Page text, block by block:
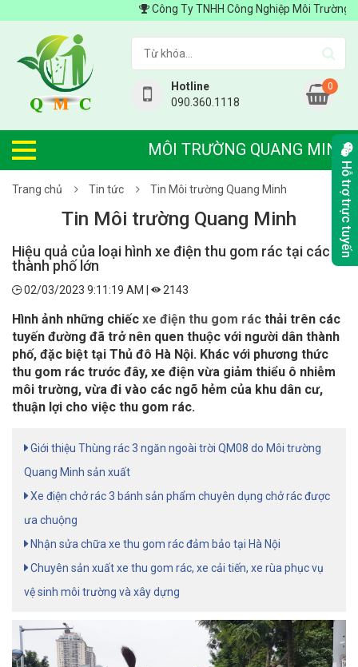
Công Ty TNHH Công Nghiệp Môi Trường
Hotline
090.360.1118
0
MÔI TRƯỜNG QUANG MINH
Trang chủ Tin tức Tin Môi trường Quang Minh
Tin Môi trường Quang Minh
Hiệu quả của loại hình xe điện thu gom rác tại các
thành phố lớn
02/03/2023 9:11:19 AM | 2143
Hình ảnh những chiếc xe điện thu gom rác thải trên các
tuyến đường đã trở nên quen thuộc với người dân thành
phố, đặc biệt tại Thủ đô Hà Nội. Khác với phương thức
thu gom rác trước đây, xe điện vừa giảm thiểu ô nhiễm
môi trường, vừa đi vào các ngõ hẻm của khu dân cư,
thuận lợi cho việc thu gom rác.
Giới thiệu Thùng rác 3 ngăn ngoài trời QM08 do Môi trường
Quang Minh sản xuất
Xe điện chở rác 3 bánh sản phẩm chuyên dụng chở rác được
ưa chuộng
Nhận sửa chữa xe thu gom rác đảm bảo tại Hà Nội
Chuyên sản xuất xe thu gom rác, xe cải tiến, xe rùa phục vụ
vệ sinh môi trường và xây dựng
Hỗ trợ trực tuyến